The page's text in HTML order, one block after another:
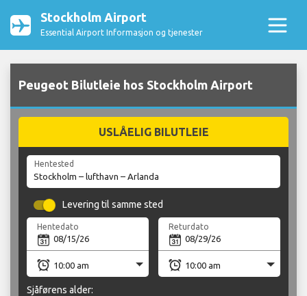
Stockholm Airport
Essential Airport Informasjon og tjenester
Peugeot Bilutleie hos Stockholm Airport
USLÅELIG BILUTLEIE
Hentested
Levering til samme sted
Hentedato Returdato
Sjåførens alder: